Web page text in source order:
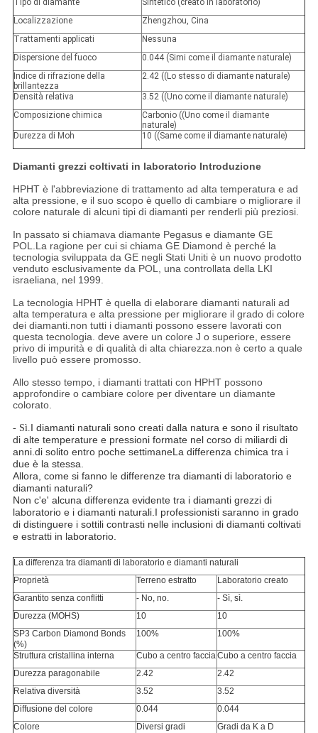
Tipo di diamante
Sintetico (creato in laboratorio)
Localizzazione
Zhengzhou, Cina
Trattamenti applicati
Nessuna
Dispersione del fuoco
0.044 (Simi come il diamante naturale)
Indice di rifrazione della
brillantezza
2.42 ((Lo stesso di diamante naturale)
Densità relativa
3.52 ((Uno come il diamante naturale)
Composizione chimica
Carbonio ((Uno come il diamante
naturale)
Durezza di Moh
10 ((Same come il diamante naturale)
Diamanti grezzi coltivati in laboratorio Introduzione
HPHT è l'abbreviazione di trattamento ad alta temperatura e ad
alta pressione, e il suo scopo è quello di cambiare o migliorare il
colore naturale di alcuni tipi di diamanti per renderli più preziosi.
In passato si chiamava diamante Pegasus e diamante GE
POL.La ragione per cui si chiama GE Diamond è perché la
tecnologia sviluppata da GE negli Stati Uniti è un nuovo prodotto
venduto esclusivamente da POL, una controllata della LKI
israeliana, nel 1999.
La tecnologia HPHT è quella di elaborare diamanti naturali ad
alta temperatura e alta pressione per migliorare il grado di colore
dei diamanti.non tutti i diamanti possono essere lavorati con
questa tecnologia. deve avere un colore J o superiore, essere
privo di impurità e di qualità di alta chiarezza.non è certo a quale
livello può essere promosso.
Allo stesso tempo, i diamanti trattati con HPHT possono
approfondire o cambiare colore per diventare un diamante
colorato.
- Sì.I diamanti naturali sono creati dalla natura e sono il risultato
di alte temperature e pressioni formate nel corso di miliardi di
anni.di solito entro poche settimaneLa differenza chimica tra i
due è la stessa.
Allora, come si fanno le differenze tra diamanti di laboratorio e
diamanti naturali?
Non c'e' alcuna differenza evidente tra i diamanti grezzi di
laboratorio e i diamanti naturali.I professionisti saranno in grado
di distinguere i sottili contrasti nelle inclusioni di diamanti coltivati
e estratti in laboratorio.
La differenza tra diamanti di laboratorio e diamanti naturali
Proprietà
Terreno estratto
Laboratorio creato
Garantito senza conflitti
- No, no.
- Sì, sì.
Durezza (MOHS)
10
10
SP3 Carbon Diamond Bonds
(%)
100% 100%
Struttura cristallina interna Cubo a centro facciaCubo a centro faccia
Durezza paragonabile
2.42
2.42
Relativa diversità
3.52
3.52
Diffusione del colore
0.044
0.044
Colore
Diversi gradi
Gradi da K a D